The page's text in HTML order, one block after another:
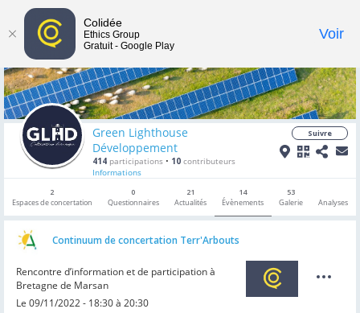
Toggle
Green Lighthouse
Développement
414 participations • 10 contributeurs
Informations
Suivre
2
Espaces de concertation
0
Questionnaires
21
Actualités
14
Évènements
53
Galerie
Analyses
Continuum de concertation Terr'Arbouts
Rencontre d’information et de participation à
Bretagne de Marsan
Le 09/11/2022 - 18:30 à 20:30
Colidée
Ethics Group
Gratuit - Google Play
Voir